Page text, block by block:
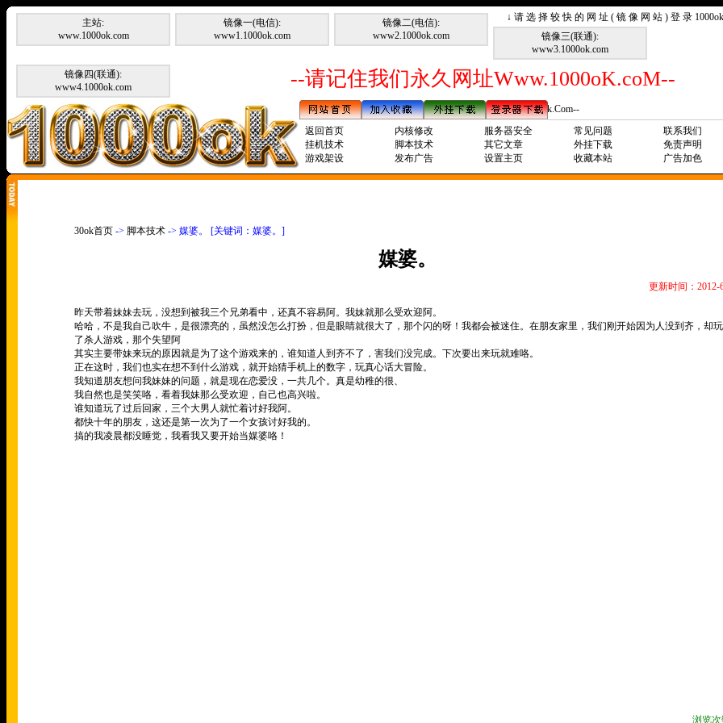
↓ 请 选 择 较 快 的 网 址 ( 镜 像 网 站 ) 登 录
主站:
www.1000ok.com
镜像一(电信):
www1.1000ok.com
镜像二(电信):
www2.1000ok.com
镜像三(联通):
www3.1000ok.com
镜像四(联通):
www4.1000ok.com
--请记住我们永久网址Www.1000oK.coM--
--请记住我们永久网址Www.1000ok.Com--
返回首页
内核修改 服务器安全 常见问题
联系我们
挂机技术
脚本技术 其它文章 外挂下载
免责声明
游戏架设
发布广告 设置主页 收藏本站 广告加色
30ok首页 -> 脚本技术 -> 媒婆。 [关键词：媒婆。]
媒婆。
更新时间：2012-
昨天带着妹妹去玩，没想到被我三个兄弟看中，还真不容易阿。我妹就那么受欢迎阿。
哈哈，不是我自己吹牛，是很漂亮的，虽然没怎么打扮，但是眼睛就很大了，那个闪的呀！我都会被迷住。在朋友家里，我们刚开始因为人没到齐，却
了杀人游戏，那个失望阿
其实主要带妹来玩的原因就是为了这个游戏来的，谁知道人到齐不了，害我们没完成。下次要出来玩就难咯。
正在这时，我们也实在想不到什么游戏，就开始猜手机上的数字，玩真心话大冒险。
我知道朋友想问我妹妹的问题，就是现在恋爱没，一共几个。真是幼稚的很、
我自然也是笑笑咯，看着我妹那么受欢迎，自己也高兴啦。
谁知道玩了过后回家，三个大男人就忙着讨好我阿。
都快十年的朋友，这还是第一次为了一个女孩讨好我的。
搞的我凌晨都没睡觉，我看我又要开始当媒婆咯！
浏览